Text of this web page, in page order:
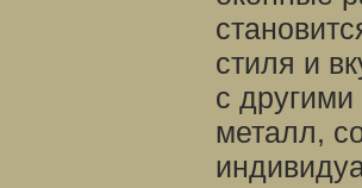
стиля и
с
металл,